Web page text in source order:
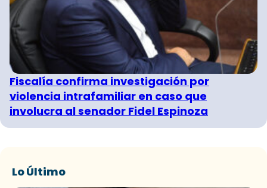
Fiscalía confirma investigación por
violencia intrafamiliar en caso que
involucra al senador Fidel Espinoza
Lo Último